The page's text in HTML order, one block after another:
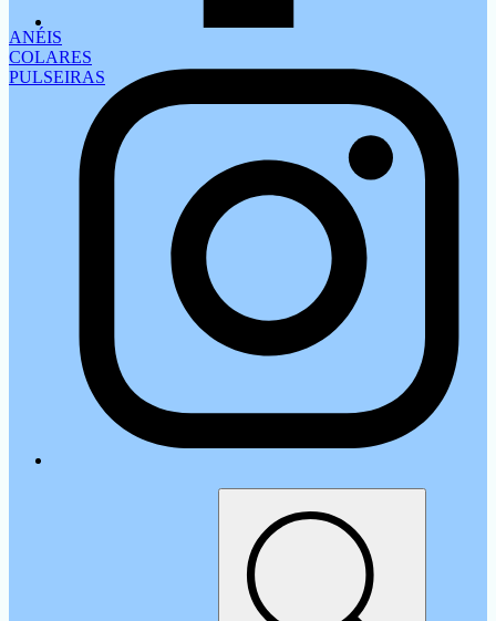
ANÉIS
COLARES
PULSEIRAS